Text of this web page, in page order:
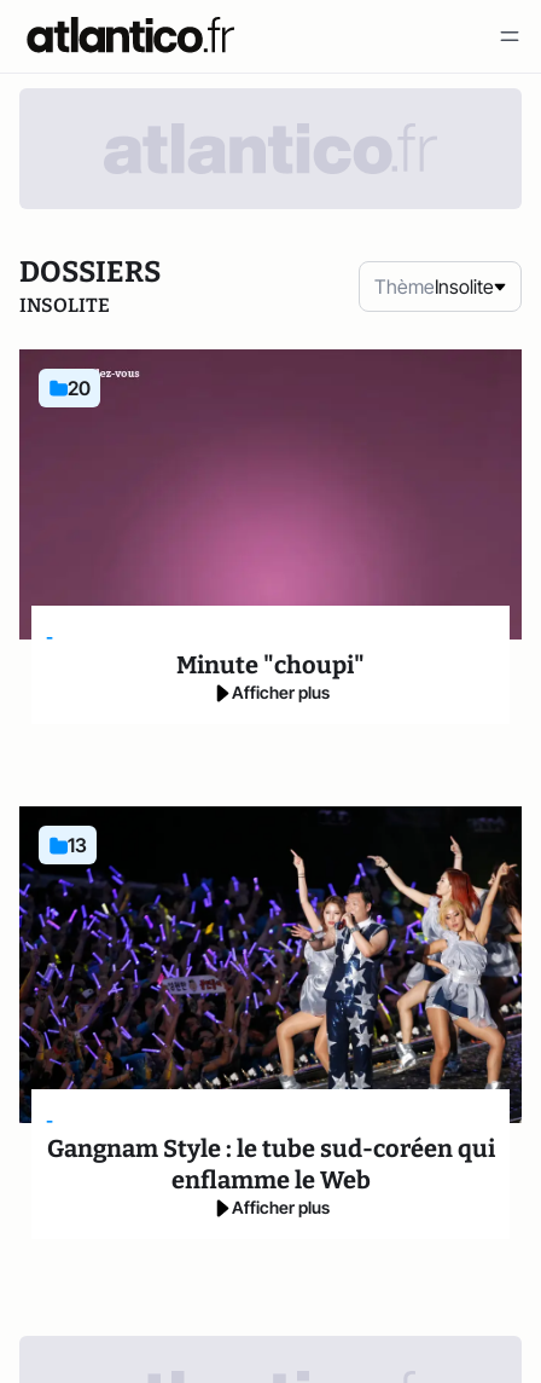
DOSSIERS
INSOLITE
ThèmeInsolite
20
-
Minute "choupi"
Afficher plus
13
-
Gangnam Style : le tube sud-coréen qui
enflamme le Web
Afficher plus